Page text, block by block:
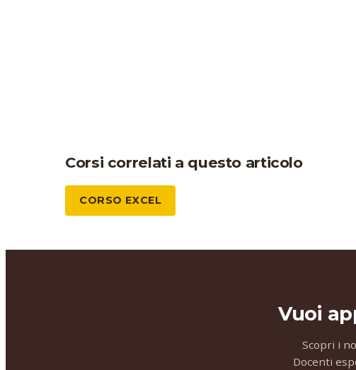
Corsi correlati a questo articolo
CORSO EXCEL
Vuoi
Scopri i
Docenti